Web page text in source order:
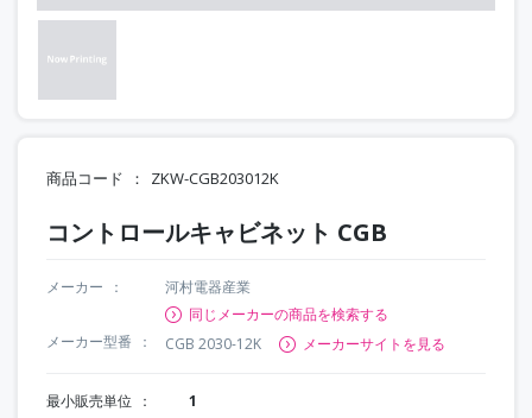
商品コード ZKW-CGB203012K
コントロールキャビネット CGB
メーカー
河村電器産業
同じメーカーの商品を検索する
メーカー型番
CGB 2030-12K メーカーサイトを見る
最小販売単位 1